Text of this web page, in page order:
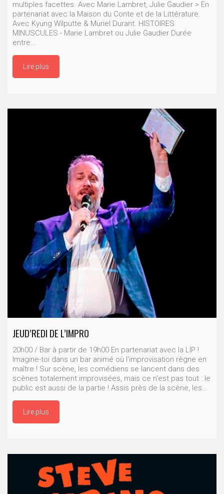
multiples facettes. Avec Marie Lambret, Julie Gaudier > En
partenariat avec la Maison du Conte et de la Littérature.
Avec Kyung Wilputte & Muriel Durant. HISTOIRES
MINUSCULES - Marie Lambret ou Julie Gaudier Durée
entre…
Lire plus
JEUD’REDI DE L’IMPRO
20h00 / Bar à partir de 19h00 En partenariat avec la LIP !
Imagine-toi dans un bar animé où l'improvisation règne en
maître ! Sur scène, les comédiens se lancent dans des
scènes totalement improvisées, mais ce n'est pas tout : le
public est aussi de la partie ! Assis près de la scène, les…
Lire plus